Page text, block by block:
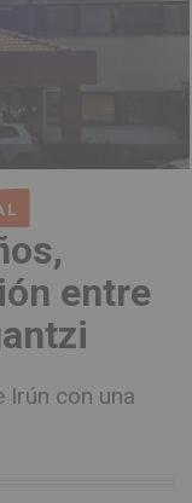
entre
Irún con una